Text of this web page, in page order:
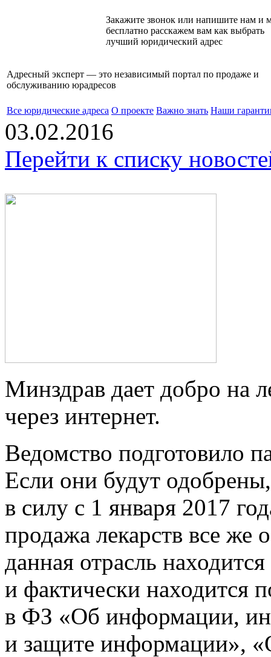
Закажите звонок или напишите нам и
бесплатно расскажем вам как выбрать
лучший юридический адрес
Адресный эксперт — это независимый портал по продаже и
обслуживанию юрадресов
Все юридические адреса О проекте Важно знать Наши
03.02.2016
Перейти к списку
Минздрав дает добро на
через интернет.
Ведомство подготовило
Если они будут
в силу с 1 января 2017
продажа лекарств все же
данная отрасль
и фактически находится
в ФЗ «Об информации,
и защите информации»,